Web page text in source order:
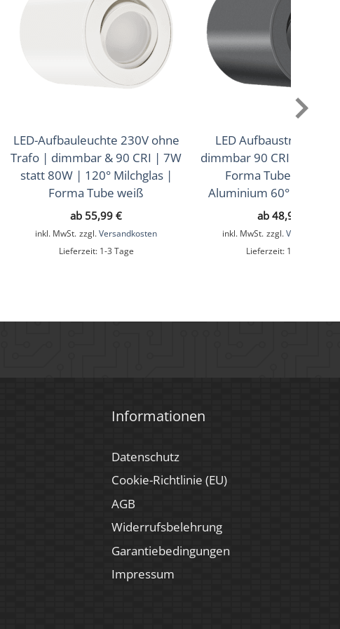
LED-Aufbauleuchte 230V ohne
Trafo | dimmbar & 90 CRI | 7W
statt 80W | 120° Milchglas |
Forma Tube weiß
ab 55,99 €
inkl. MwSt. zzgl. Versandkosten
Lieferzeit: 1-3 Tage
LED Aufbaustrahler
dimmbar 90 CRI 7W
Forma Tube
Aluminium 60°
ab 48,99
inkl. MwSt. zzgl.
Lieferzeit: 1-3 Tage
Informationen
Datenschutz
Cookie-Richtlinie (EU)
AGB
Widerrufsbelehrung
Garantiebedingungen
Impressum